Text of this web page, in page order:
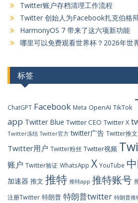
Twitter账户存档清理工作流程
Twitter 创始人为Facebook扎克伯格
HarmonyOS 7 带来了这六项新功能
哪里可以免费观看世界杯？2026年世
标签
ChatGPT Facebook Meta OpenAI TikTok
app Twitter Blue Twitter CEO Twitter X
Twitter冻结 Twitter官方 twitter广告 Twitter推文
Twitter用户 Twitter粉丝 Twitter视频
账户 Twitter验证 WhatsApp X YouTube
加速器 推文 推特 推特app 推特账号
注册Twitter 特朗普 特朗普twitter 特朗普推